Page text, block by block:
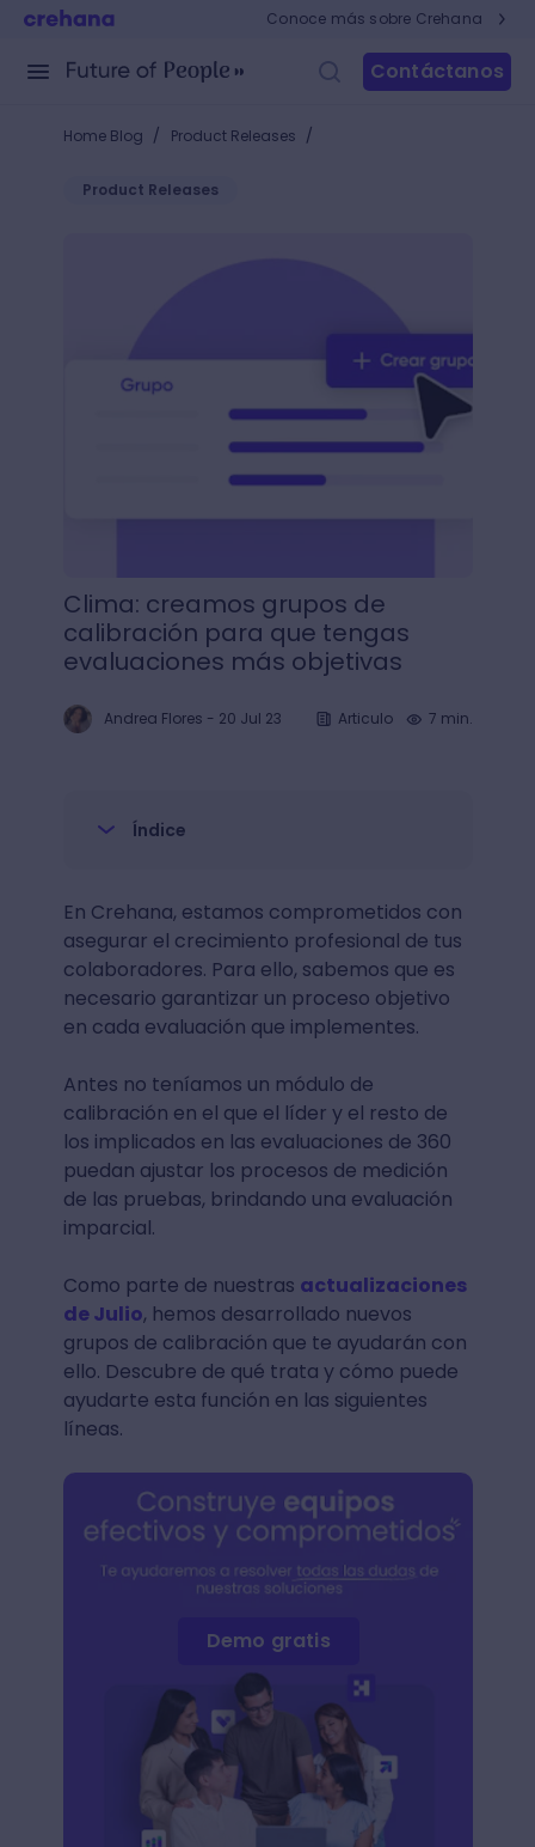
Conoce más sobre Crehana
Contáctanos
Home Blog / Product Releases /
Product Releases
Clima: creamos grupos de
calibración para que tengas
evaluaciones más objetivas
Andrea Flores - 20 Jul 23 Articulo 7 min.
Índice
En Crehana, estamos comprometidos con
asegurar el crecimiento profesional de tus
colaboradores. Para ello, sabemos que es
necesario garantizar un proceso objetivo
en cada evaluación que implementes.
Antes no teníamos un módulo de
calibración en el que el líder y el resto de
los implicados en las evaluaciones de 360
puedan ajustar los procesos de medición
de las pruebas, brindando una evaluación
imparcial.
Como parte de nuestras actualizaciones
de Julio, hemos desarrollado nuevos
grupos de calibración que te ayudarán con
ello. Descubre de qué trata y cómo puede
ayudarte esta función en las siguientes
líneas.
Demo gratis